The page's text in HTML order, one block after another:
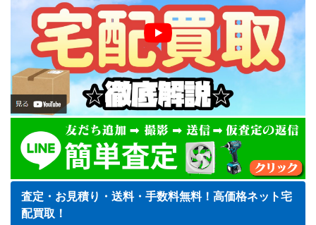
査定・お見積り・送料・手数料無料！高価格ネット宅
配買取！